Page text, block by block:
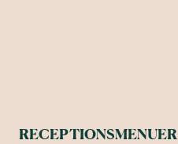
RECEPTIONSMENUER